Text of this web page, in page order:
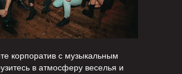
корпоратив с музыкальным
в атмосферу веселья и